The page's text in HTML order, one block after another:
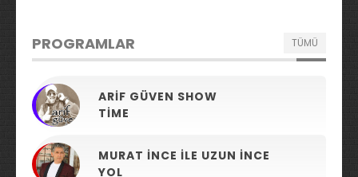
PROGRAMLAR TÜMÜ
ARIF GÜVEN SHOW
TIME
MURAT İNCE ILE UZUN İNCE
YOL